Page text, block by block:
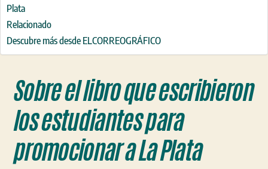
Plata
Relacionado
Descubre más desde ELCORREOGRÁFICO
Sobre el libro que escribieron
los estudiantes para
promocionar a La Plata